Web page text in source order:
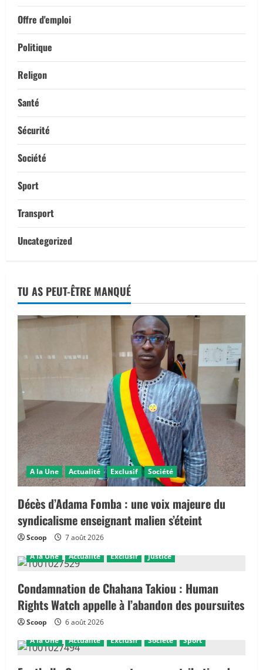
Offre d'emploi
Politique
Religon
Santé
Sécurité
Société
Sport
Transport
Uncategorized
TU AS PEUT-ÊTRE MANQUÉ
A la Une Actualité Exclusif Société
Décès d’Adama Fomba : une voix majeure du
syndicalisme enseignant malien s’éteint
Scoop
7 août 2026
A la Une
Actualité Exclusif Justice
Condamnation de Chahana Takiou : Human
Rights Watch appelle à l’abandon des poursuites
Scoop
6 août 2026
A la Une
Actualité Exclusif Société Sport